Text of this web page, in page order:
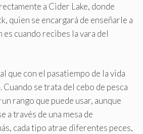
a Cider Lake, donde
quien se encargará de enseñarle a
es cuando recibes la vara del
que con el pasatiempo de la vida
Cuando se trata del cebo de pesca
rango que puede usar, aunque
a través de una mesa de
cada tipo atrae diferentes peces,